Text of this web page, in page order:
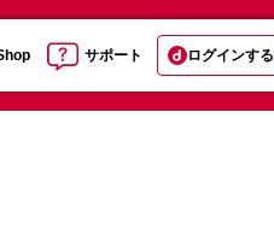
サポート ログインする